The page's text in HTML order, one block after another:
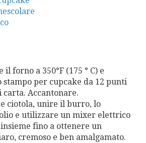
forno a 350°F (175 ° C) e
per cupcake da 12 punti
carta. Accantonare.
ciotola, unire il burro, lo
e utilizzare un mixer elettrico
fino a ottenere un
cremoso e ben amalgamato.